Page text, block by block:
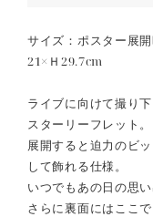
サイズ：ポスター展
21×Ｈ29.7cm
ライブに向けて撮り
スターリーフレット。
展開すると迫力のビ
して飾れる仕様。
いつでもあの日の思
さらに裏面にはここ